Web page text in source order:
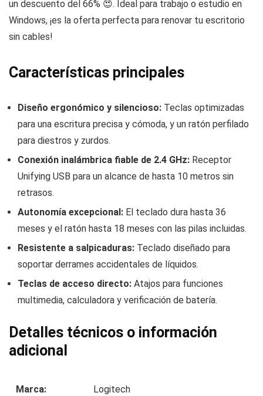
un descuento del 66% 😍. Ideal para trabajo o estudio en
Windows, ¡es la oferta perfecta para renovar tu escritorio
sin cables!
Características principales
Diseño ergonómico y silencioso: Teclas optimizadas
para una escritura precisa y cómoda, y un ratón perfilado
para diestros y zurdos.
Conexión inalámbrica fiable de 2.4 GHz: Receptor
Unifying USB para un alcance de hasta 10 metros sin
retrasos.
Autonomía excepcional: El teclado dura hasta 36
meses y el ratón hasta 18 meses con las pilas incluidas.
Resistente a salpicaduras: Teclado diseñado para
soportar derrames accidentales de líquidos.
Teclas de acceso directo: Atajos para funciones
multimedia, calculadora y verificación de batería.
Detalles técnicos o información
adicional
Marca: Logitech